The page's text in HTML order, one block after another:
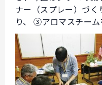
ナー（スプレー）づ
り、 ③アロマスチーム